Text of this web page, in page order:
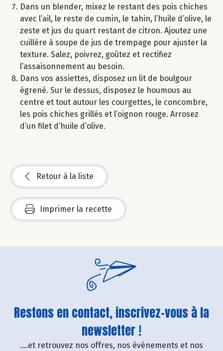
Dans un blender, mixez le restant des pois chiches
avec l’ail, le reste de cumin, le tahin, l’huile d’olive, le
zeste et jus du quart restant de citron. Ajoutez une
cuillère à soupe de jus de trempage pour ajuster la
texture. Salez, poivrez, goûtez et rectifiez
l’assaisonnement au besoin.
Dans vos assiettes, disposez un lit de boulgour
égrené. Sur le dessus, disposez le houmous au
centre et tout autour les courgettes, le concombre,
les pois chiches grillés et l’oignon rouge. Arrosez
d’un filet d’huile d’olive.
Retour à la liste
Imprimer la recette
Restons en contact, inscrivez-vous à la
newsletter !
....et retrouvez nos offres, nos événements et nos